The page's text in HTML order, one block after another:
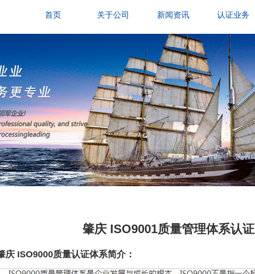
首页 关于公司 新闻资讯 认证业务
肇庆 ISO9001质量管理体系认证
庆 ISO9000质量认证体系简介：